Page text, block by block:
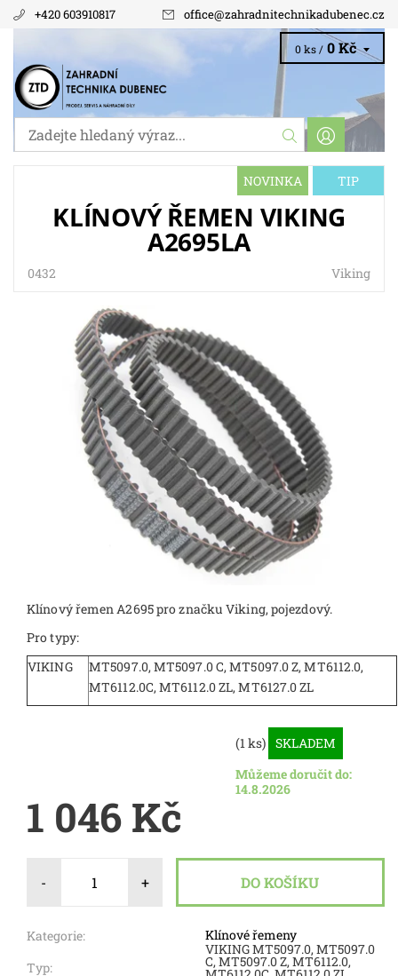
+420 603910817 office@zahradnitechnikadubenec.cz
0 ks / 0 Kč
NOVINKA TIP
KLÍNOVÝ ŘEMEN VIKING
A2695LA
0432 Viking
Klínový řemen A2695 pro značku Viking, pojezdový.
Pro typy:
VIKING
MT5097.0, MT5097.0 C, MT5097.0 Z, MT6112.0,
MT6112.0C, MT6112.0 ZL, MT6127.0 ZL
(1 ks) SKLADEM
Můžeme doručit do:
14.8.2026
1 046 Kč
- +
Kategorie:
Klínové řemeny
Typ:
VIKING MT5097.0, MT5097.0
C, MT5097.0 Z, MT6112.0,